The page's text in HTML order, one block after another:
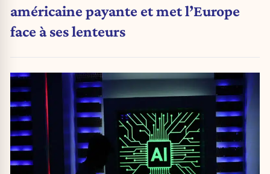
américaine payante et met l’Europe
face à ses lenteurs